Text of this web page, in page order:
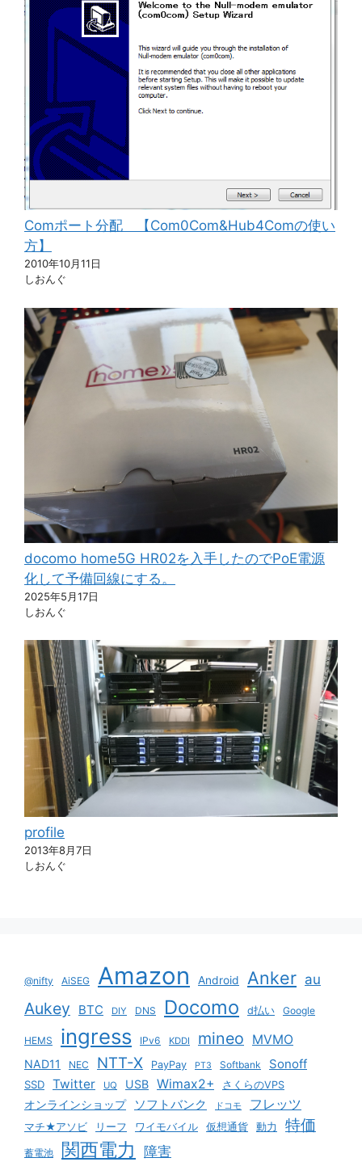
Comポート分配 【Com0Com&Hub4Comの使い
方】
2010年10月11日
しおんぐ
docomo home5G HR02を入手したのでPoE電源
化して予備回線にする。
2025年5月17日
しおんぐ
profile
2013年8月7日
しおんぐ
@nifty AiSEG Amazon Android Anker au
Aukey BTC DIY DNS Docomo d払い Google
HEMS ingress IPv6 KDDI mineo MVMO
NAD11 NEC NTT-X PayPay PT3 Softbank Sonoff
SSD Twitter UQ USB Wimax2+ さくらのVPS
オンラインショップ ソフトバンク ドコモ フレッツ
マチ★アソビ リーフ ワイモバイル 仮想通貨 動力 特価
蓄電池 関西電力 障害